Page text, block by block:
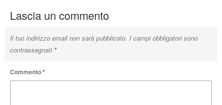
Lascia un commento
Il tuo indirizzo email non sarà pubblicato. I campi obbligatori sono
contrassegnati *
Commento*